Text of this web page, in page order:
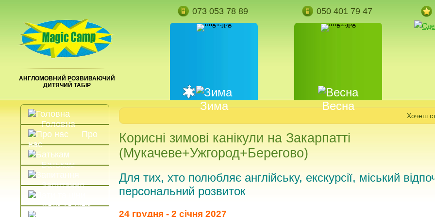
АНГЛОМОВНИЙ РОЗВИВАЮЧИЙ
ДИТЯЧИЙ ТАБІР
073 053 78 89 050 401 79 47
Зима Весна
Головна
Про
нас
Батькам
Запитання
Дати та ціни
Хочеш
Корисні зимові канікули на Закарпатті
(Мукачеве+Ужгород+Берегово)
Для тих, хто полюбляє англійську, екскурсії, міський
персональний розвиток
24 грудня - 2 січня 2027